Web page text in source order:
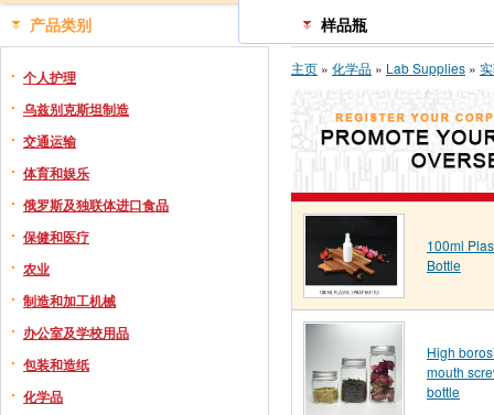
产品类别
个人护理
乌兹别克斯坦制造
交通运输
体育和娱乐
俄罗斯及独联体进口食品
保健和医疗
农业
制造和加工机械
办公室及学校用品
包装和造纸
化学品
样品瓶
主页 » 化学品 » Lab Supplies »
100ml
Bottle
High
mouth
bottle